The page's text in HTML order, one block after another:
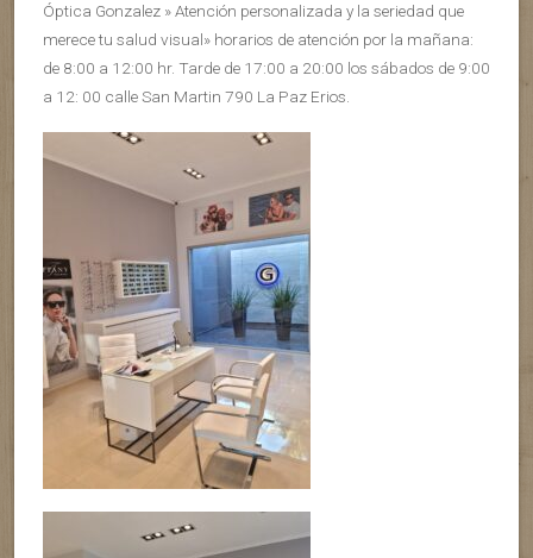
Óptica Gonzalez » Atención personalizada y la seriedad que
merece tu salud visual» horarios de atención por la mañana:
de 8:00 a 12:00 hr. Tarde de 17:00 a 20:00 los sábados de 9:00
a 12: 00 calle San Martin 790 La Paz Erios.